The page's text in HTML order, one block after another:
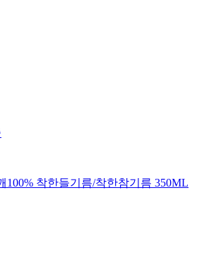
100% 착한들기름/착한참기름 350ML